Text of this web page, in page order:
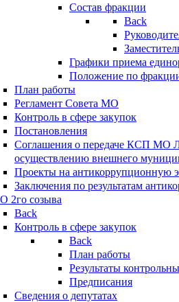
Состав фракции
Back
Графики приема
Положение по
План работы
Регламент Совета МО
Контроль в сфере закупок
Постановления
Соглашения о передаче КСП МО
осуществлению внешнего
Проекты на антикоррупционную
Заключения по результатам
2го созыва
Back
Контроль в сфере закупок
Back
План работы
Результаты
Предписания
Сведения о депутатах